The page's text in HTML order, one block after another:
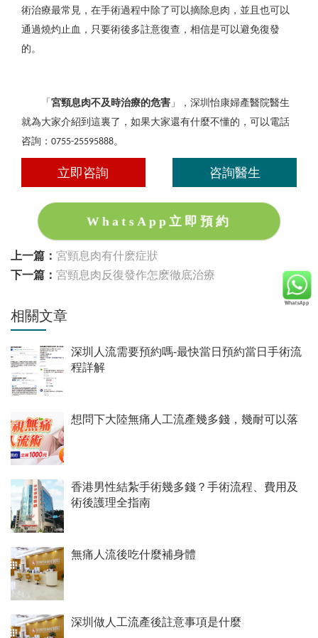
術治療最常見，在手術過程中除了可以摘除息肉，並且也可以
通過燒灼止血，只要術後多註意復查，相信是可以避免復發
的。
「 宮頸息肉不及時治療的危害 」，深圳怡康婦產醫院醫生
就為大家介紹到這裏了，如果大家還有什麼不懂的，可以電話
咨詢： 0755-25595888。
立即咨詢 咨詢醫生
WhatsApp立即預約
上一篇： 宮頸息肉有什麽症狀
下一篇： 宮頸息肉反復發作怎麽徹底治療
相關文章
深圳人流需要預約嗎-最快當日預約當日手術流
程詳解
想問下大陸無痛人工流產幾多錢，幾耐可以落
香港男性結紮手術幾多錢？手術流程、費用及
術後護理全指南
無痛人流後吃什麼補身體
深圳做人工流產後註意事項是什麼